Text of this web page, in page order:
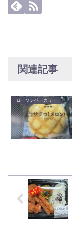
関連記事
ローソンベーカリー